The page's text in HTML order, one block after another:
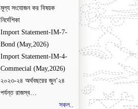
মূল্য সংযোজন কর বিষয়ক
নির্দেশিকা
Import Statement-IM-7-
Bond (May,2026)
Import Statement-IM-4-
Commecial (May,2026)
২০২৩-২৪ অর্থবছরের জুন’২৪
পর্যন্ত রাজস্ব…
সকল..